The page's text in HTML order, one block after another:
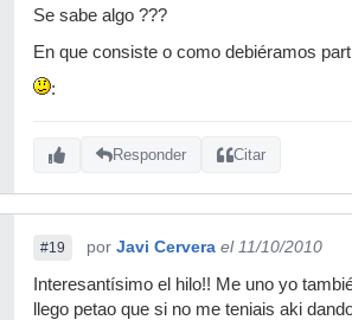
Se sabe algo ???
En que consiste o como debiéramos
:
Responder Citar
#19 por Javi Cervera el 11/10/2010
Interesantísimo el hilo!! Me uno yo
llego petao que si no me teniais aki